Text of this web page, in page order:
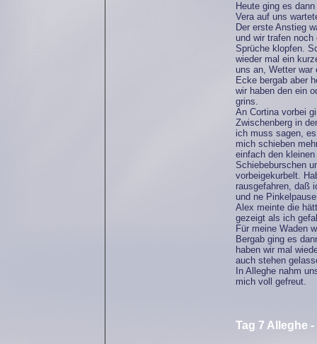
Heute ging es
Vera auf uns
Der erste Anstieg
und wir trafen noch
Sprüche klopfen.
wieder mal ein
uns an, Wetter war
Ecke bergab aber
wir haben den ein
grins.
An Cortina vorbei
Zwischenberg in
ich muss sagen,
mich schieben
einfach den
Schiebeburschen
vorbeigekurbelt.
rausgefahren, daß
und ne
Alex meinte die
gezeigt als ich
Für meine Waden
Bergab ging es
haben wir mal
auch stehen
In Alleghe nahm
mich voll gefreut.
Tag 7 Alleghe